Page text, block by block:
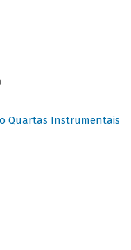
Quartas Instrumentais